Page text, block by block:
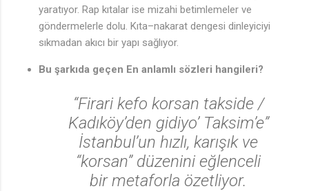
yaratıyor. Rap kıtalar ise mizahi betimlemeler ve
göndermelerle dolu. Kıta–nakarat dengesi dinleyiciyi
sıkmadan akıcı bir yapı sağlıyor.
Bu şarkıda geçen En anlamlı sözleri hangileri?
“Firari kefo korsan takside /
Kadıköy’den gidiyo’ Taksim’e”
İstanbul’un hızlı, karışık ve
“korsan” düzenini eğlenceli
bir metaforla özetliyor.